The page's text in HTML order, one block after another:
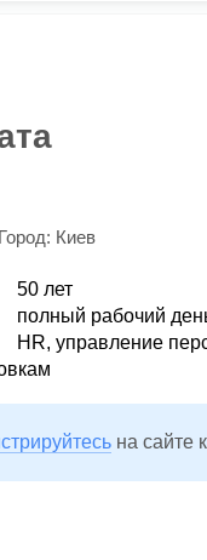
Город: Киев
50 лет
полный рабочий
HR, управление
на сайте